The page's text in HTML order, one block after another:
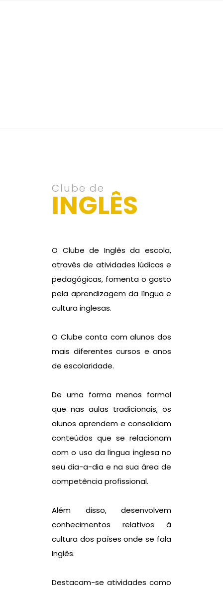
Clube de
INGLÊS
O Clube de Inglês da escola,
através de atividades lúdicas e
pedagógicas, fomenta o gosto
pela aprendizagem da língua e
cultura inglesas.
O Clube conta com alunos dos
mais diferentes cursos e anos
de escolaridade.
De uma forma menos formal
que nas aulas tradicionais, os
alunos aprendem e consolidam
conteúdos que se relacionam
com o uso da língua inglesa no
seu dia-a-dia e na sua área de
competência profissional.
Além disso, desenvolvem
conhecimentos relativos à
cultura dos países onde se fala
Inglês.
Destacam-se atividades como